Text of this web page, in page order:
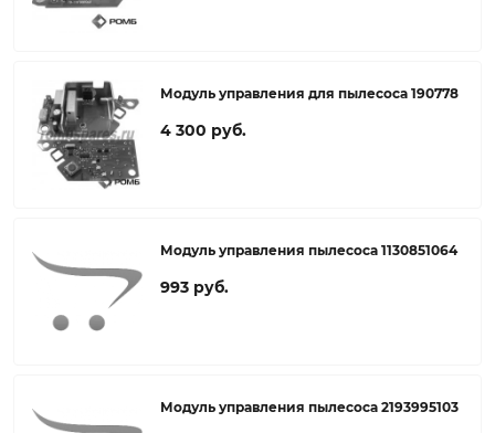
Модуль управления для пылесоса 190778
4 300 руб.
Модуль управления пылесоса 1130851064
993 руб.
Модуль управления пылесоса 2193995103